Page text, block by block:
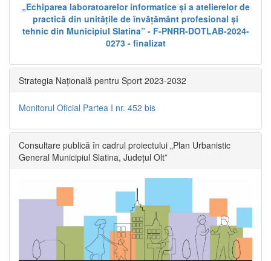
„Echiparea laboratoarelor informatice și a atelierelor de
practică din unitățile de învățământ profesional și
tehnic din Municipiul Slatina” - F-PNRR-DOTLAB-2024-
0273 - finalizat
Strategia Națională pentru Sport 2023-2032
Monitorul Oficial Partea I nr. 452 bis
Consultare publică în cadrul proiectului „Plan Urbanistic
General Municipiul Slatina, Județul Olt”